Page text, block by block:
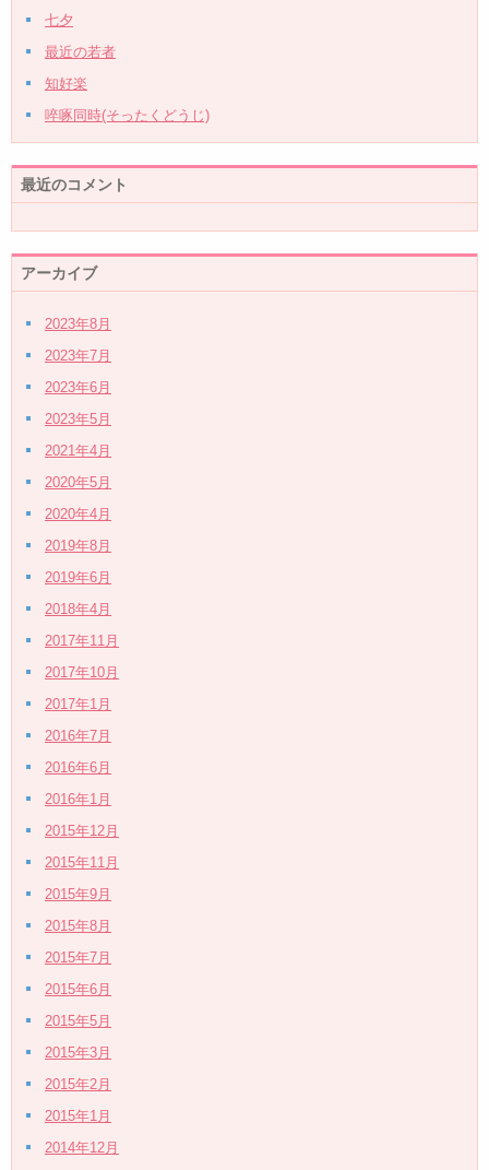
七夕
最近の若者
知好楽
啐啄同時(そったくどうじ)
最近のコメント
アーカイブ
2023年8月
2023年7月
2023年6月
2023年5月
2021年4月
2020年5月
2020年4月
2019年8月
2019年6月
2018年4月
2017年11月
2017年10月
2017年1月
2016年7月
2016年6月
2016年1月
2015年12月
2015年11月
2015年9月
2015年8月
2015年7月
2015年6月
2015年5月
2015年3月
2015年2月
2015年1月
2014年12月